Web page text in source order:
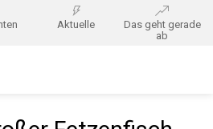
Aktuelle
Das geht gerade
ab